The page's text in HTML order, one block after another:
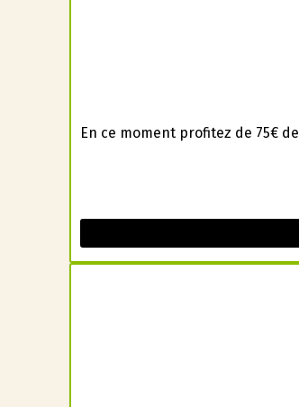
En ce moment profitez de 75€